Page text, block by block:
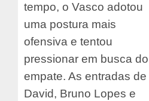
tempo, o Vasco adotou
uma postura mais
ofensiva e tentou
pressionar em busca do
empate. As entradas de
David, Bruno Lopes e